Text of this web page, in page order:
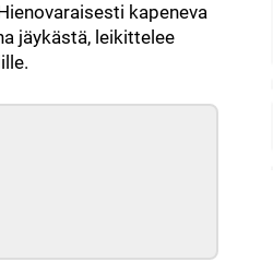
kapeneva
jäykästä, leikittelee